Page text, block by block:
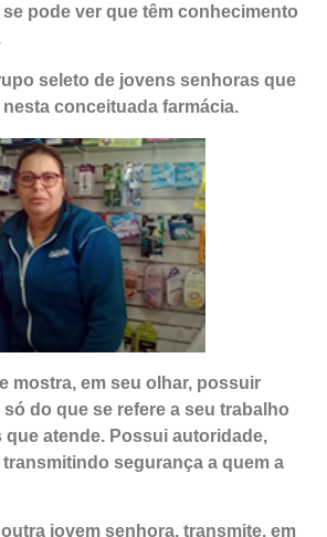
pode ver que têm conhecimento
seleto de jovens senhoras que
conceituada farmácia.
mostra, em seu olhar, possuir
do que se refere a seu trabalho
atende. Possui autoridade,
segurança a quem a
jovem senhora, transmite, em